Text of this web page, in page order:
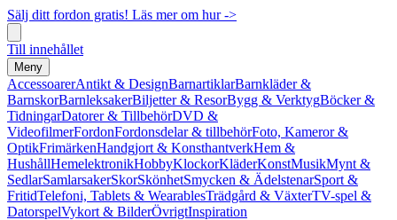
Sälj ditt fordon gratis! Läs mer om hur ->
Till innehållet
Meny
AccessoarerAntikt & DesignBarnartiklarBarnkläder &
BarnskorBarnleksakerBiljetter & ResorBygg & VerktygBöcker &
TidningarDatorer & TillbehörDVD &
VideofilmerFordonFordonsdelar & tillbehörFoto, Kameror &
OptikFrimärkenHandgjort & KonsthantverkHem &
HushållHemelektronikHobbyKlockorKläderKonstMusikMynt &
SedlarSamlarsakerSkorSkönhetSmycken & ÄdelstenarSport &
FritidTelefoni, Tablets & WearablesTrädgård & VäxterTV-spel &
DatorspelVykort & BilderÖvrigtInspiration